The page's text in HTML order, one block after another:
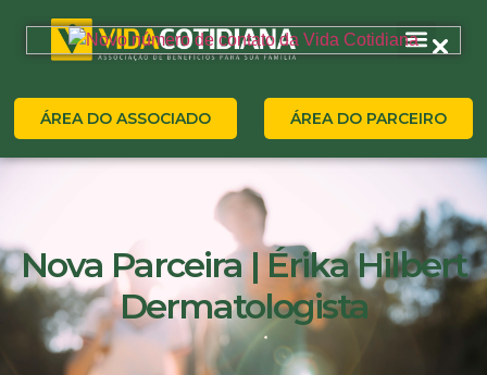
ÁREA DO ASSOCIADO ÁREA DO PARCEIRO
Nova Parceira | Érika Hilbert
Dermatologista